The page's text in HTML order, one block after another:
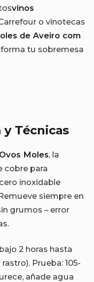
vinos
o vinotecas
de Aveiro com
tu sobremesa
y Técnicas
Ovos Moles, la
cobre para
inoxidable
siempre en
grumos – error
2 horas hasta
Prueba: 105-
añade agua